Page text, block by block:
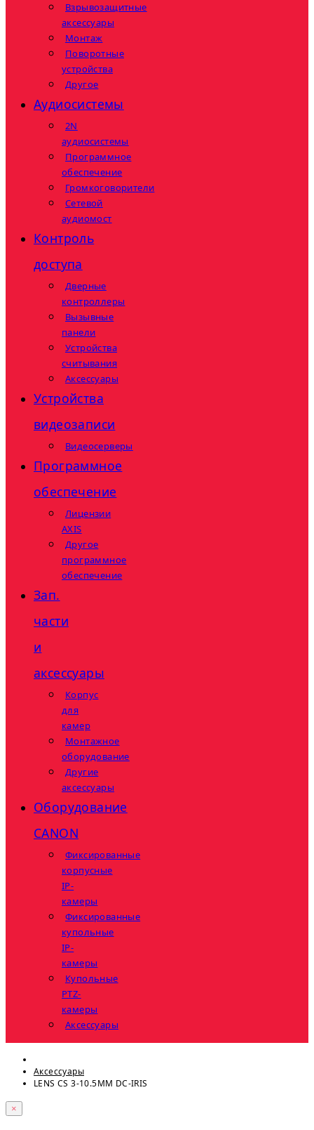
Взрывозащитные
аксессуары
Монтаж
Поворотные
устройства
Другое
Аудиосистемы
2N
аудиосистемы
Программное
обеспечение
Громкоговорители
Сетевой
аудиомост
Контроль
доступа
Дверные
контроллеры
Вызывные
панели
Устройства
считывания
Аксессуары
Устройства
видеозаписи
Видеосерверы
Программное
обеспечение
Лицензии
AXIS
Другое
программное
обеспечение
Зап.
части
и
аксессуары
Корпус
для
камер
Монтажное
оборудование
Другие
аксессуары
Оборудование
CANON
Фиксированные
корпусные
IP-
камеры
Фиксированные
купольные
IP-
камеры
Купольные
PTZ-
камеры
Аксессуары
Аксессуары
LENS CS 3-10.5MM DC-IRIS
×